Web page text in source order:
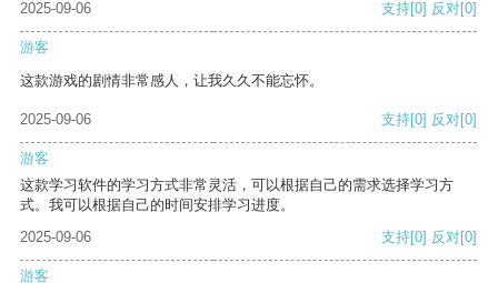
2025-09-06 支持[0] 反对[0]
游客
这款游戏的剧情非常感人，让我久久不能忘怀。
2025-09-06 支持[0] 反对[0]
游客
这款学习软件的学习方式非常灵活，可以根据自己的需求选择学习方
式。我可以根据自己的时间安排学习进度。
2025-09-06
支持[0] 反对[0]
游客